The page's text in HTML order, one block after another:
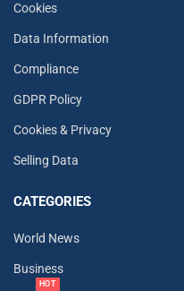
Cookies
Data Information
Compliance
GDPR Policy
Cookies & Privacy
Selling Data
CATEGORIES
World News
Business
HOT